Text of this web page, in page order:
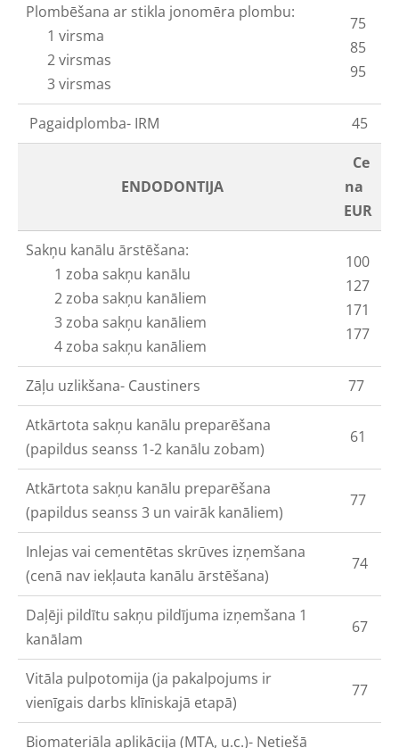
Plombēšana ar stikla jonomēra plombu:
1 virsma
2 virsmas
3 virsmas
75
85
95
Pagaidplomba- IRM 45
ENDODONTIJA
Ce
na
EUR
Sakņu kanālu ārstēšana:
1 zoba sakņu kanālu
2 zoba sakņu kanāliem
3 zoba sakņu kanāliem
4 zoba sakņu kanāliem
100
127
171
177
Zāļu uzlikšana- Caustiners
77
Atkārtota sakņu kanālu preparēšana
(papildus seanss 1-2 kanālu zobam)
61
Atkārtota sakņu kanālu preparēšana
(papildus seanss 3 un vairāk kanāliem)
77
Inlejas vai cementētas skrūves izņemšana
(cenā nav iekļauta kanālu ārstēšana)
74
Daļēji pildītu sakņu pildījuma izņemšana 1
kanālam
67
Vitāla pulpotomija (ja pakalpojums ir
vienīgais darbs klīniskajā etapā)
77
Biomateriāla aplikācija (MTA, u.c.)- Netiešā